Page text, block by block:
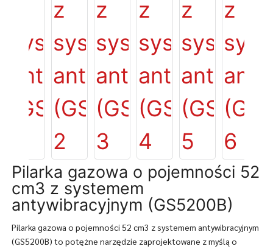
Pilarka gazowa o pojemności 52
cm3 z systemem
antywibracyjnym (GS5200B)
Pilarka gazowa o pojemności 52 cm3 z systemem antywibracyjnym
(GS5200B) to potężne narzędzie zaprojektowane z myślą o